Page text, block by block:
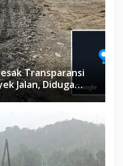
Transparansi
Jalan, Diduga